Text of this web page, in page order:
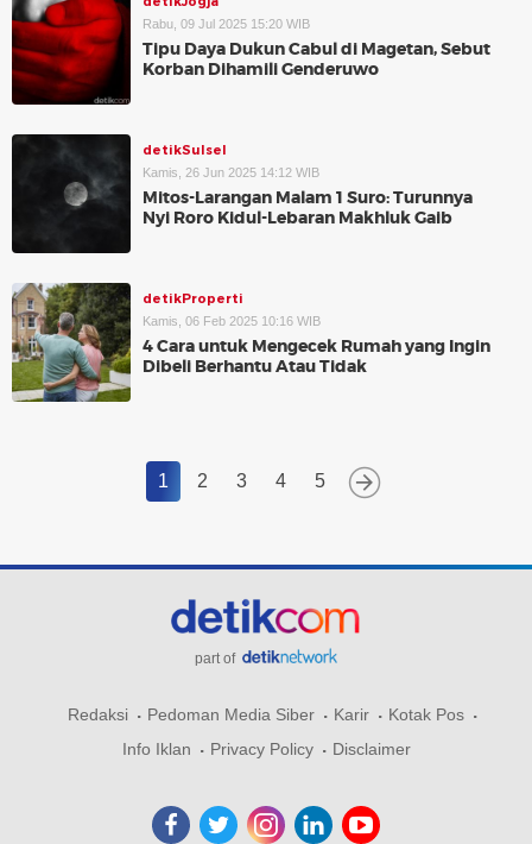
Rabu, 09 Jul 2025 15:20 WIB
Tipu Daya Dukun Cabul di Magetan, Sebut
Korban Dihamili Genderuwo
detikSulsel
Kamis, 26 Jun 2025 14:12 WIB
Mitos-Larangan Malam 1 Suro: Turunnya
Nyi Roro Kidul-Lebaran Makhluk Gaib
detikProperti
Kamis, 06 Feb 2025 10:16 WIB
4 Cara untuk Mengecek Rumah yang Ingin
Dibeli Berhantu Atau Tidak
1 2 3 4 5
part of
Redaksi Pedoman Media Siber Karir
Kotak Pos
Info Iklan
Privacy Policy Disclaimer